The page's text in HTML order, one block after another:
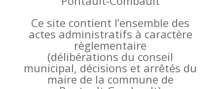
Ce site contient l’ensemble des
actes administratifs à caractère
règlementaire
(délibérations du conseil
municipal, décisions et arrêtés du
maire de la commune de